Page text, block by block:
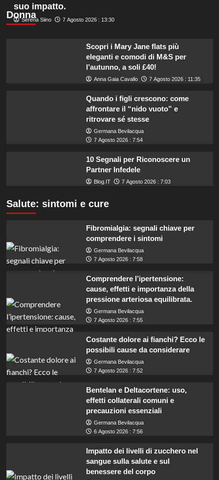
Donna
suo impatto.
Serena Siino 7 Agosto 2026 : 13:30
Scopri i Mary Jane flats più
eleganti e comodi di M&S per
l’autunno, a soli £40!
Anna Gaia Cavallo 7 Agosto 2026 : 11:35
Quando i figli crescono: come
affrontare il “nido vuoto” e
ritrovare sé stesse
Germana Bevilacqua
7 Agosto 2026 : 7:54
10 Segnali per Riconoscere un
Partner Infedele
Blog.IT 7 Agosto 2026 : 7:03
Salute: sintomi e cure
Fibromialgia: segnali chiave per
comprendere i sintomi
Germana Bevilacqua
7 Agosto 2026 : 7:58
Comprendere l’ipertensione:
cause, effetti e importanza della
pressione arteriosa equilibrata.
Germana Bevilacqua
7 Agosto 2026 : 7:55
Costante dolore ai fianchi? Ecco le
possibili cause da considerare
Germana Bevilacqua
7 Agosto 2026 : 7:52
Bentelan e Deltacortene: uso,
effetti collaterali comuni e
precauzioni essenziali
Germana Bevilacqua
6 Agosto 2026 : 7:56
Impatto dei livelli di zucchero nel
sangue sulla salute e sul
benessere del corpo